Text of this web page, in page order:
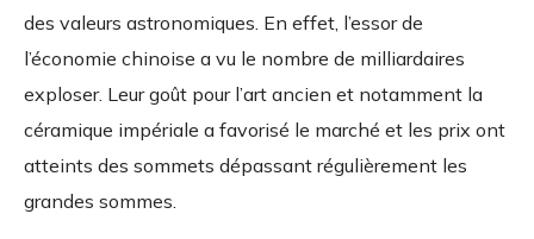
des valeurs astronomiques. En effet, l’essor de
l’économie chinoise a vu le nombre de milliardaires
exploser. Leur goût pour l’art ancien et notamment la
céramique impériale a favorisé le marché et les prix ont
atteints des sommets dépassant régulièrement les
grandes sommes.